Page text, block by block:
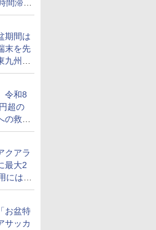
間滞在
期間は
末を先
州道
実施
令和8
超の
救援
クアラ
最大2
には
検討を
お盆特
サッカ